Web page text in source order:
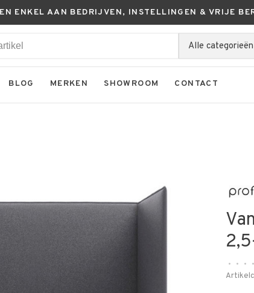
ENKEL AAN BEDRIJVEN, INSTELLINGEN & VRIJE
Alle categorieën
BLOG MERKEN SHOWROOM CONTACT
• • • •